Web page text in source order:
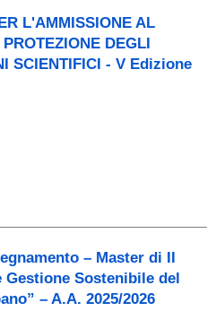
L'AMMISSIONE AL
DEGLI
SCIENTIFICI - V Edizione
– Master di II
Sostenibile del
– A.A. 2025/2026